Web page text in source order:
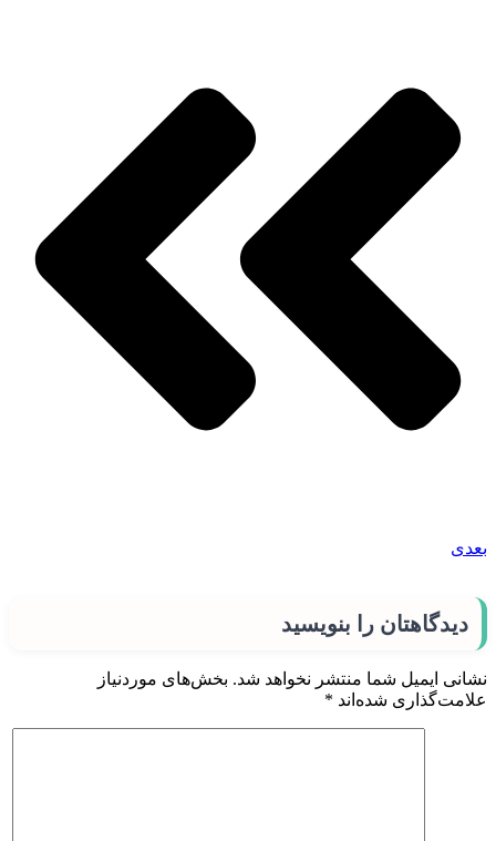
بعدی
دیدگاهتان را بنویسید
نشانی ایمیل شما منتشر نخواهد شد. بخش‌های موردنیاز
علامت‌گذاری شده‌اند *